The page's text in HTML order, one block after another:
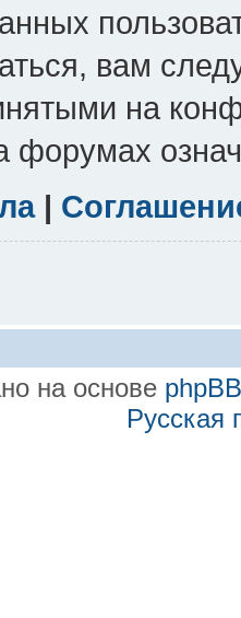
вам
на
форумах
|
на основе phpBB
Русская